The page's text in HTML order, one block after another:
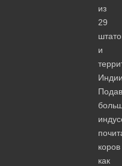
из
29
и
коров
как